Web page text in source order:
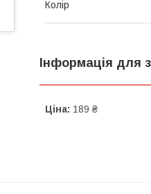
Колір
Інформація для
Ціна: 189 ₴